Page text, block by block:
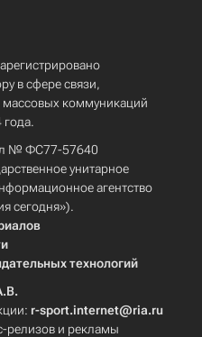
в сфере связи,
коммуникаций
№ ФС77-57640
унитарное
агентство
сегодня»).
технологий
r-sport.internet@ria.ru
релизов и рекламы